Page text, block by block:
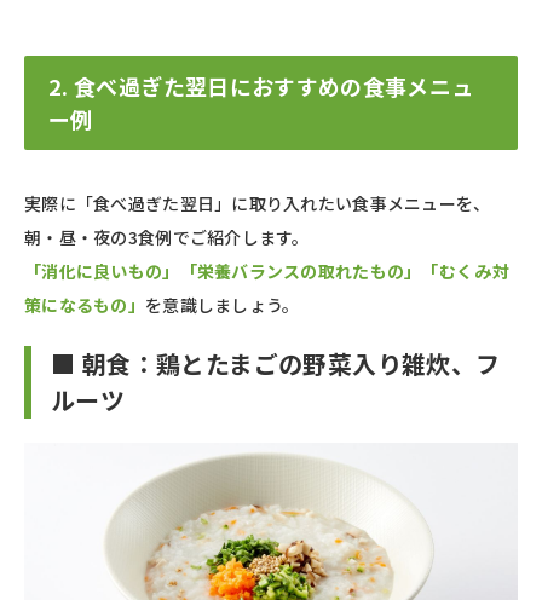
2. 食べ過ぎた翌日におすすめの食事メニュ
ー例
実際に「食べ過ぎた翌日」に取り入れたい食事メニューを、
朝・昼・夜の3食例でご紹介します。
「消化に良いもの」「栄養バランスの取れたもの」「むくみ対
策になるもの」 を意識しましょう。
■ 朝食：鶏とたまごの野菜入り雑炊、フ
ルーツ